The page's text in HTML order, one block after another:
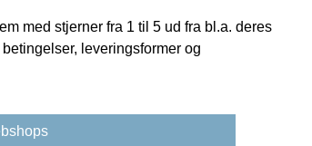
med stjerner fra 1 til 5 ud fra bl.a. deres
leveringsformer og